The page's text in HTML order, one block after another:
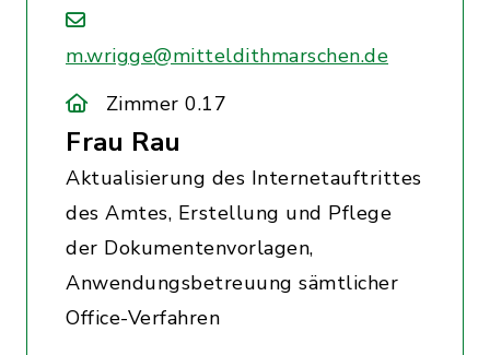
m.wrigge@mitteldithmarschen.de
Zimmer 0.17
Frau Rau
Aktualisierung des Internetauftrittes
des Amtes, Erstellung und Pflege
der Dokumentenvorlagen,
Anwendungsbetreuung sämtlicher
Office-Verfahren